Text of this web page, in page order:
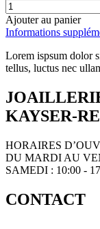
Ajouter au panier
Informations
Lorem ispsum dolor
tellus, luctus nec
KAYSER-
HORAIRES
DU MARDI AU
SAMEDI : 10:00 -
CONTACT